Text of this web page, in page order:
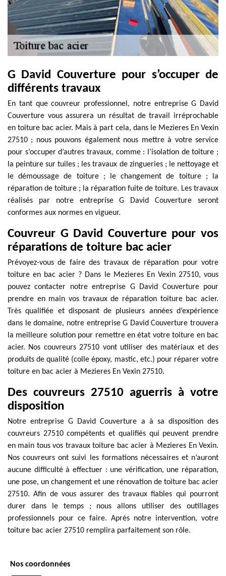
G David Couverture pour s’occuper de
différents travaux
En tant que couvreur professionnel, notre entreprise G David
Couverture vous assurera un résultat de travail irréprochable
en toiture bac acier. Mais à part cela, dans le Mezieres En Vexin
27510 ; nous pouvons également nous mettre à votre service
pour s’occuper d’autres travaux, comme : l’isolation de toiture ;
la peinture sur tuiles ; les travaux de zingueries ; le nettoyage et
le démoussage de toiture ; le changement de toiture ; la
réparation de toiture ; la réparation fuite de toiture. Les travaux
réalisés par notre entreprise G David Couverture seront
conformes aux normes en vigueur.
Couvreur G David Couverture pour vos
réparations de toiture bac acier
Prévoyez-vous de faire des travaux de réparation pour votre
toiture en bac acier ? Dans le Mezieres En Vexin 27510, vous
pouvez contacter notre entreprise G David Couverture pour
prendre en main vos travaux de réparation toiture bac acier.
Très qualifiée et disposant de plusieurs années d’expérience
dans le domaine, notre entreprise G David Couverture trouvera
la meilleure solution pour remettre en état votre toiture en bac
acier. Nos couvreurs 27510 vont utiliser des matériaux et des
produits de qualité (colle époxy, mastic, etc.) pour réparer votre
toiture en bac acier à Mezieres En Vexin 27510.
Des couvreurs 27510 aguerris à votre
disposition
Notre entreprise G David Couverture a à sa disposition des
couvreurs 27510 compétents et qualifiés qui peuvent prendre
en main tous vos travaux toiture bac acier à Mezieres En Vexin.
Nos couvreurs ont suivi les formations nécessaires et n’auront
aucune difficulté à effectuer : une vérification, une réparation,
une pose, un changement et une rénovation de toiture bac acier
27510. Afin de vous assurer des travaux fiables qui pourront
durer dans le temps ; nous allons utiliser des outillages
professionnels pour ce faire. Après notre intervention, votre
toiture bac acier 27510 remplira parfaitement son rôle.
Nos coordonnées